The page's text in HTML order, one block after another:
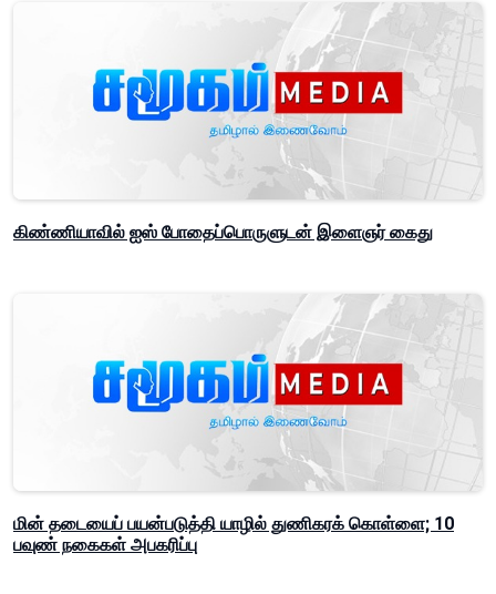
கிண்ணியாவில் ஐஸ் போதைப்பொருளுடன் இளைஞர் கைது
மின் தடையைப் பயன்படுத்தி யாழில் துணிகரக் கொள்ளை; 10
பவுண் நகைகள் அபகரிப்பு